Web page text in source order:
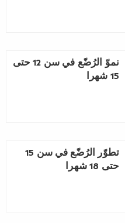
نموّ الرُضّع في سن 12 حتى
15 شهرا
تطوّر الرُضّع في سن 15
حتى 18 شهرا